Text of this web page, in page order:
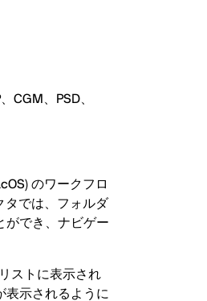
CGM、PSD、
のワークフロ
タでは、フォルダ
ができ、ナビゲー
ストに表示され
表示されるように